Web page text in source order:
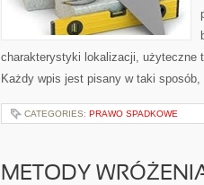
charakterystyki lokalizacji, użyteczne
Każdy wpis jest pisany w taki
CATEGORIES: PRAWO SPADKOWE
METODY